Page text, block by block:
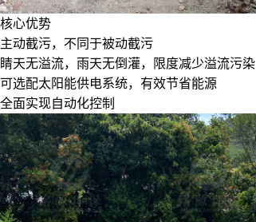
核心优势
主动截污，不同于被动截污
睛天无溢流，雨天无倒灌，限度减少溢流污染
可选配太阳能供电系统，有效节省能源
全面实现自动化控制